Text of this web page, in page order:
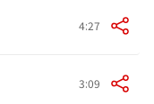
4:27
3:09